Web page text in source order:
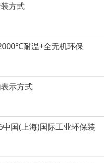
方式
耐温+全无机环保
示方式
国(上海)国际工业环保装